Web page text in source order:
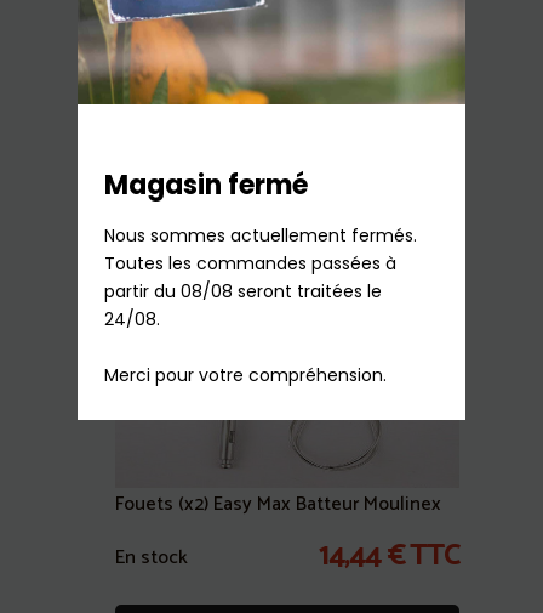
Bol Mixer Blender Moulinex
Sur commande
39,73€TTC
Fouets (x2) Easy Max Batteur Moulinex
En stock
14,44€TTC
Magasin fermé
Nous sommes actuellement fermés.
Toutes les commandes passées à
partir du 08/08 seront traitées le
24/08.
Merci pour votre compréhension.